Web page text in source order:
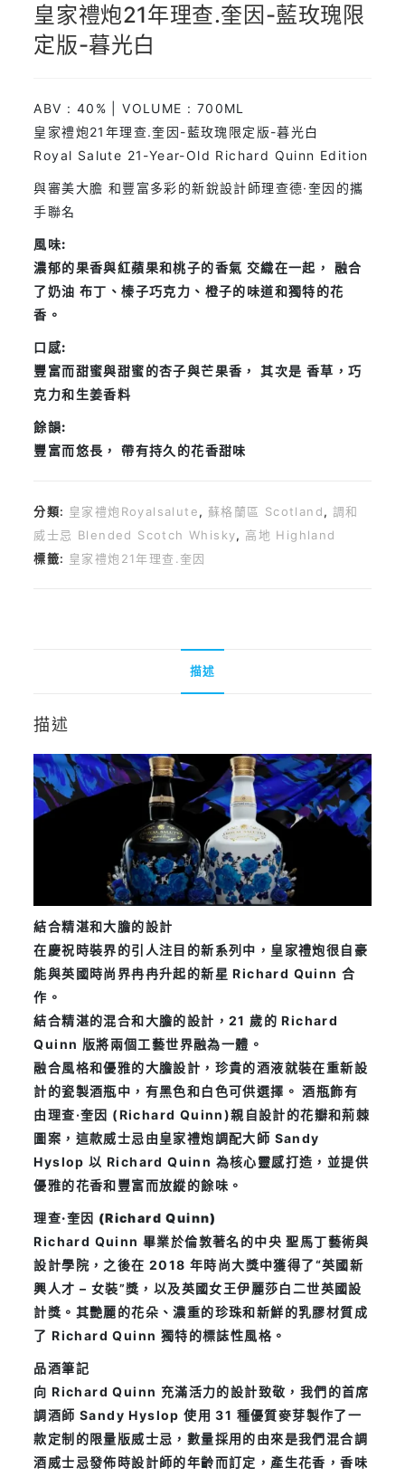
皇家禮炮21年理查.奎因-藍玫瑰限
定版-暮光白
ABV : 40% | VOLUME : 700ML
皇家禮炮21年理查.奎因-藍玫瑰限定版-暮光白
Royal Salute 21-Year-Old Richard Quinn Edition
與審美大膽 和豐富多彩的新銳設計師理查德·奎因的攜
手聯名
風味:
濃郁的果香與紅蘋果和桃子的香氣 交織在一起， 融合
了奶油 布丁、榛子巧克力、橙子的味道和獨特的花
香。
口感:
豐富而甜蜜與甜蜜的杏子與芒果香， 其次是 香草，巧
克力和生姜香料
餘韻:
豐富而悠長， 帶有持久的花香甜味
分類: 皇家禮炮Royalsalute, 蘇格蘭區 Scotland, 調和
威士忌 Blended Scotch Whisky, 高地 Highland
標籤: 皇家禮炮21年理查.奎因
描述
描述
結合精湛和大膽的設計
在慶祝時裝界的引人注目的新系列中，皇家禮炮很自豪
能與英國時尚界冉冉升起的新星 Richard Quinn 合
作。
結合精湛的混合和大膽的設計，21 歲的 Richard
Quinn 版將兩個工藝世界融為一體。
融合風格和優雅的大膽設計，珍貴的酒液就裝在重新設
計的瓷製酒瓶中，有黑色和白色可供選擇。 酒瓶飾有
由理查·奎因 (Richard Quinn)親自設計的花瓣和荊棘
圖案，這款威士忌由皇家禮炮調配大師 Sandy
Hyslop 以 Richard Quinn 為核心靈感打造，並提供
優雅的花香和豐富而放縱的餘味。
理查·奎因 (Richard Quinn)
Richard Quinn 畢業於倫敦著名的中央 聖馬丁藝術與
設計學院，之後在 2018 年時尚大獎中獲得了“英國新
興人才 – 女裝”獎，以及英國女王伊麗莎白二世英國設
計獎。其艷麗的花朵、濃重的珍珠和新鮮的乳膠材質成
了 Richard Quinn 獨特的標誌性風格。
品酒筆記
向 Richard Quinn 充滿活力的設計致敬，我們的首席
調酒師 Sandy Hyslop 使用 31 種優質麥芽製作了一
款定制的限量版威士忌，數量採用的由來是我們混合調
酒威士忌發佈時設計師的年齡而訂定，產生花香，香味